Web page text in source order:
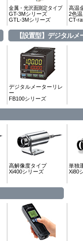
金属・光沢面測定タイプ
GT-3Mシリーズ
GTL-3Mシリーズ
高温
2色
CT-
【設置型】デジタル
デジタルメーターリレ
ー
FB100シリーズ
高解像度タイプ
Xi400シリーズ
単独
Xi80